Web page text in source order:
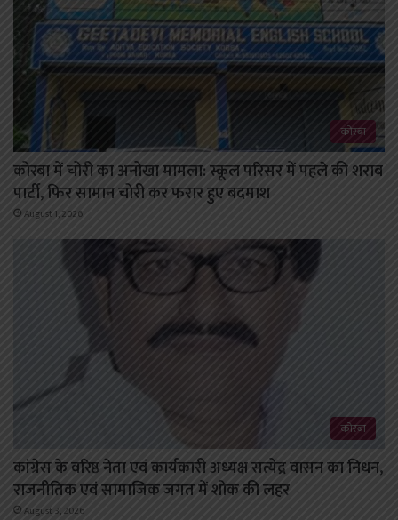
कोरबा
कोरबा में चोरी का अनोखा मामला: स्कूल परिसर में पहले की शराब
पार्टी, फिर सामान चोरी कर फरार हुए बदमाश
August 1, 2026
कोरबा
कांग्रेस के वरिष्ठ नेता एवं कार्यकारी अध्यक्ष सत्येंद्र वासन का निधन,
राजनीतिक एवं सामाजिक जगत में शोक की लहर
August 3, 2026